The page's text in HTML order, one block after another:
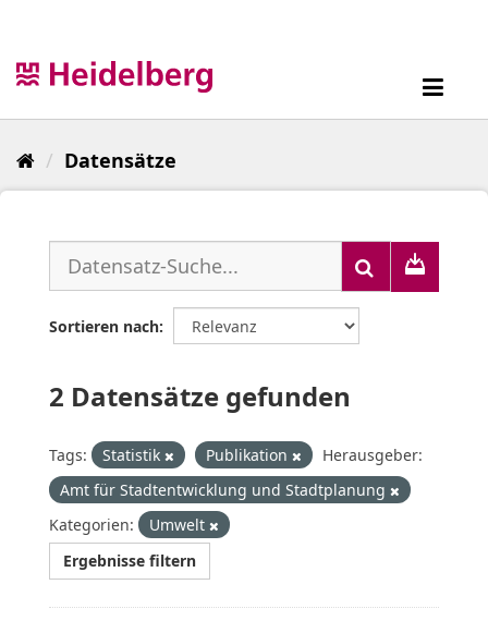
Datensätze
Sortieren nach
2 Datensätze gefunden
Tags: Statistik Publikation
Herausgeber:
Amt für Stadtentwicklung und Stadtplanung
Kategorien:
Umwelt
Ergebnisse filtern